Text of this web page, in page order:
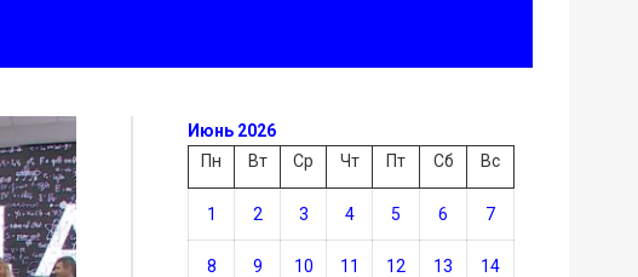
Июнь 2026
Пн
Вт Ср Чт Пт Сб Вс
1 2 3 4 5 6 7
8 9 10 11 12 13 14